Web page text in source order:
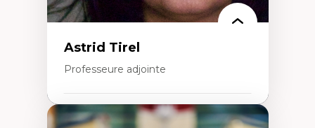
Astrid Tirel
Professeure adjointe
Expertises